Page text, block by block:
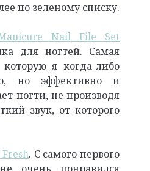
по зеленому списку.
Nail File Set
для ногтей. Самая
я когда-либо
но эффективно и
ногти, не производя
звук, от которого
. С самого первого